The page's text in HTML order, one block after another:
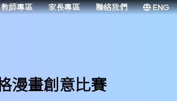
教師專區 家長專區 聯絡我們 ENG
漫畫創意比賽